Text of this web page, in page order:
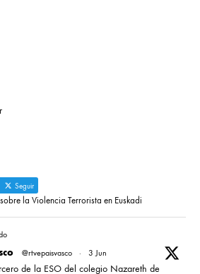
Seguir
la Violencia Terrorista en Euskadi
@rtvepaisvasco · 3 Jun
de la ESO del colegio Nazareth de